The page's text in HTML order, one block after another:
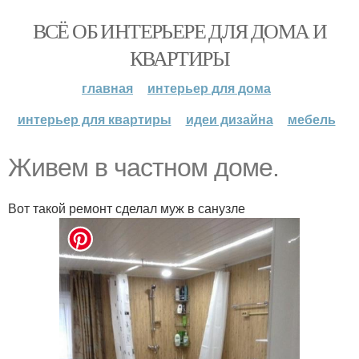
ВСЁ ОБ ИНТЕРЬЕРЕ ДЛЯ ДОМА И
КВАРТИРЫ
главная
интерьер для дома
интерьер для квартиры
идеи дизайна мебель
Живем в частном доме.
Вот такой ремонт сделал муж в санузле